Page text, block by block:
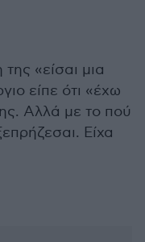
«είσαι μια
είπε ότι «έχω
Αλλά με το πού
Είχα